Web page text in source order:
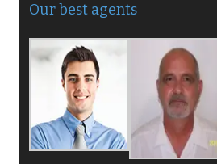
Our best agents